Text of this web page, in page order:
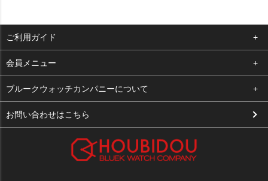
ご利用ガイド
よくある質問
支払い・送料
お客様の声
会員メニュー
ログイン
お気に入り
ブルークウォッチカンパニーについて
会社概要
お問い合わせはこちら